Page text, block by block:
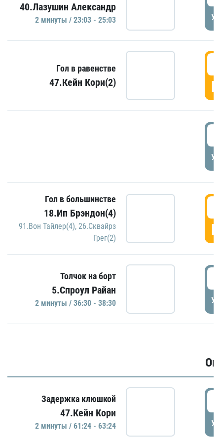
40.Лазушин Александр
2 минуты / 23:03 - 25:03
Гол в равенстве
47.Кейн Кори(2)
Гол в большинстве
18.Ип Брэндон(4)
91.Вон Тайлер(4), 26.Сквайрз
Грег(2)
Толчок на борт
5.Спроул Райан
2 минуты / 36:30 - 38:30
Задержка клюшкой
47.Кейн Кори
2 минуты / 61:24 - 63:24